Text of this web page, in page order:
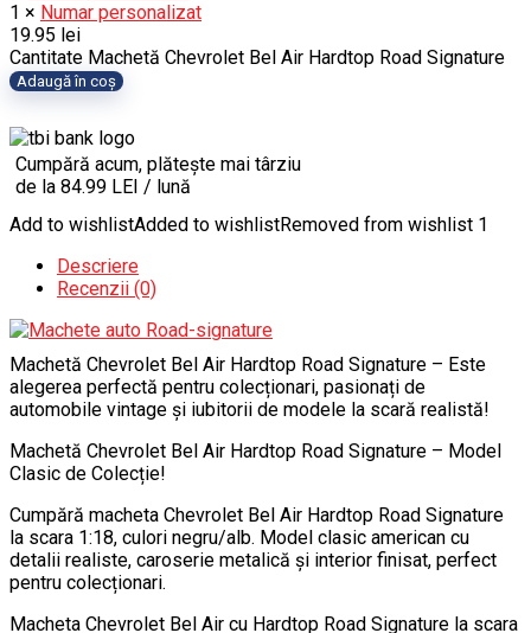
1 × Numar personalizat
19.95 lei
Cantitate Machetă Chevrolet Bel Air Hardtop Road Signature
Adaugă în coș
Cumpără acum, plătește mai târziu
de la 84.99 LEI / lună
Add to wishlistAdded to wishlistRemoved from wishlist 1
Descriere
Recenzii (0)
Machetă Chevrolet Bel Air Hardtop Road Signature – Este
alegerea perfectă pentru colecționari, pasionați de
automobile vintage și iubitorii de modele la scară realistă!
Machetă Chevrolet Bel Air Hardtop Road Signature – Model
Clasic de Colecție!
Cumpără macheta Chevrolet Bel Air Hardtop Road Signature
la scara 1:18, culori negru/alb. Model clasic american cu
detalii realiste, caroserie metalică și interior finisat, perfect
pentru colecționari.
Macheta Chevrolet Bel Air cu Hardtop Road Signature la scara